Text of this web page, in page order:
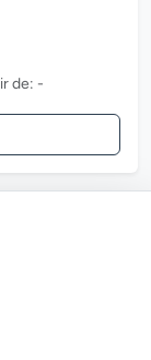
de: -